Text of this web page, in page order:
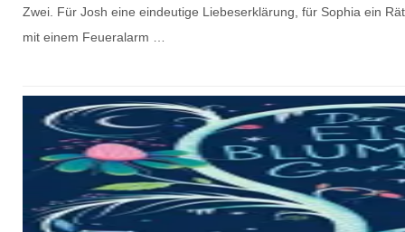
Zwei. Für Josh eine eindeutige Liebeserklärung, für Sophia ein
mit einem Feueralarm …